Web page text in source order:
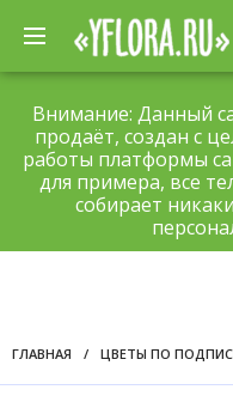
Внимание: Данный
продаёт, создан с
работы платформы
для примера, все
собирает
ГЛАВНАЯ / ЦВЕТЫ ПО